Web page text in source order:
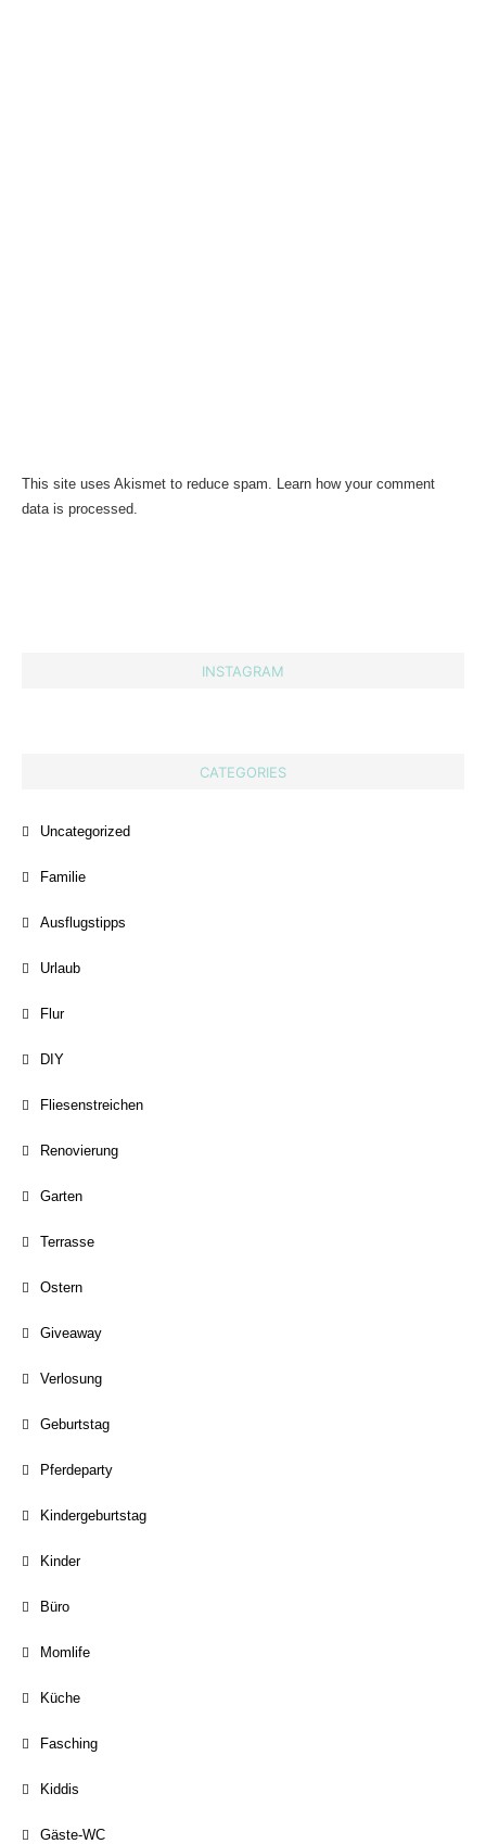
This site uses Akismet to reduce spam. Learn how your comment
data is processed.
INSTAGRAM
CATEGORIES
Uncategorized
Familie
Ausflugstipps
Urlaub
Flur
DIY
Fliesenstreichen
Renovierung
Garten
Terrasse
Ostern
Giveaway
Verlosung
Geburtstag
Pferdeparty
Kindergeburtstag
Kinder
Büro
Momlife
Küche
Fasching
Kiddis
Gäste-WC